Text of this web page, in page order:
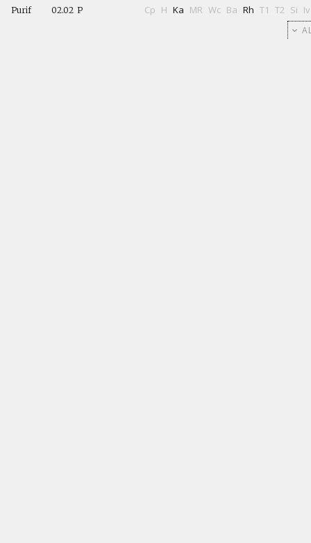
Purif 02.02 P Cp H Ka MR Wc Ba Rh T1 T2 Si Iv